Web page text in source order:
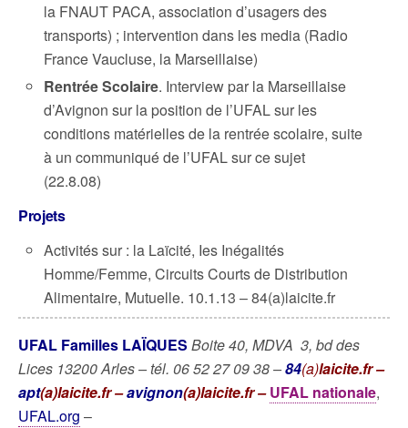
la FNAUT PACA, association d’usagers des
transports) ; intervention dans les media (Radio
France Vaucluse, la Marseillaise)
Rentrée Scolaire. Interview par la Marseillaise
d’Avignon sur la position de l’UFAL sur les
conditions matérielles de la rentrée scolaire, suite
à un communiqué de l’UFAL sur ce sujet
(22.8.08)
Projets
Activités sur : la Laïcité, Ies Inégalités
Homme/Femme, Circuits Courts de Distribution
Alimentaire, Mutuelle. 10.1.13 – 84(a)laicite.fr
UFAL Familles LAÏQUES Boite 40, MDVA 3, bd des
Lices 13200 Arles –tél. 06 52 27 09 38 –84(a)laicite.fr –
apt(a)laicite.fr –avignon(a)laicite.fr –UFAL nationale,
UFAL.org –